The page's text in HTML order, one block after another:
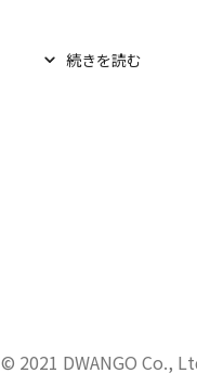
続きを読む
© 2021 DWANGO Co.,